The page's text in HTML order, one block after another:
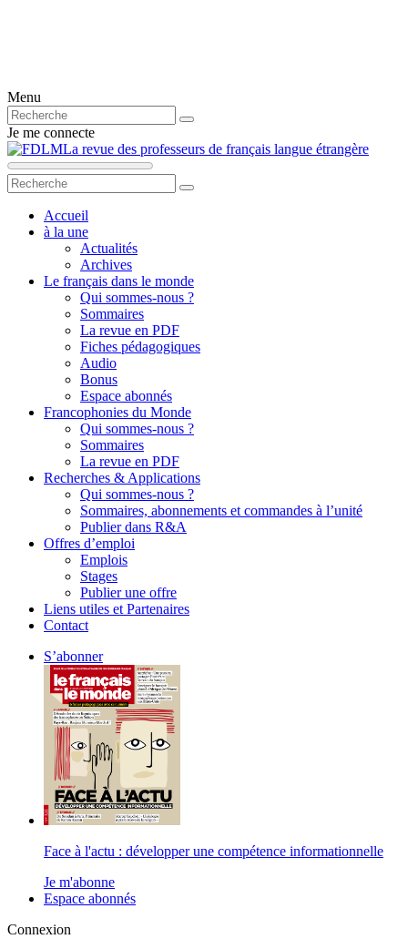
Menu
Je me connecte
La revue des professeurs de français langue étrangère
Accueil
à la une
Actualités
Archives
Le français dans le monde
Qui sommes-nous ?
Sommaires
La revue en PDF
Fiches pédagogiques
Audio
Bonus
Espace abonnés
Francophonies du Monde
Qui sommes-nous ?
Sommaires
La revue en PDF
Recherches & Applications
Qui sommes-nous ?
Sommaires, abonnements et commandes à l’unité
Publier dans R&A
Offres d’emploi
Emplois
Stages
Publier une offre
Liens utiles et Partenaires
Contact
S’abonner
Face à l'actu : développer une compétence informationnelle
Je m'abonne
Espace abonnés
Connexion